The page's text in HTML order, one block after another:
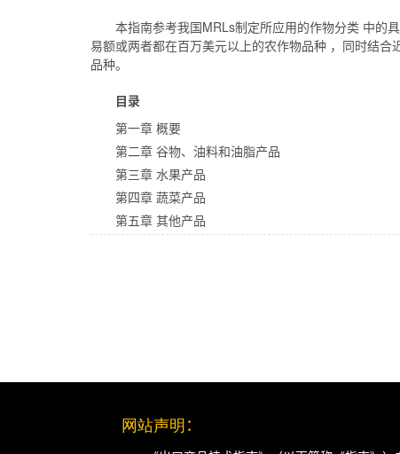
本指南参考我国MRLs制定所应用的作物分类 中的
易额或两者都在百万美元以上的农作物品种 ，同时结
品种。
目录
第一章 概要
第二章 谷物、油料和油脂产品
第三章 水果产品
第四章 蔬菜产品
第五章 其他产品
网站声明 ：